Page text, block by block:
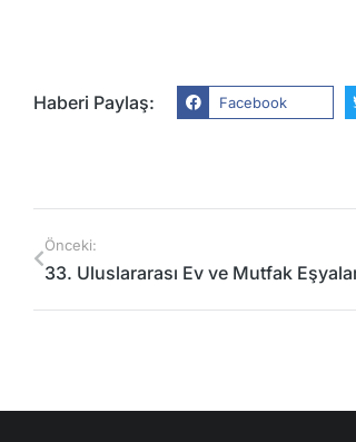
Haberi Paylaş: Facebook
Önceki:
33. Uluslararası Ev ve Mutfak